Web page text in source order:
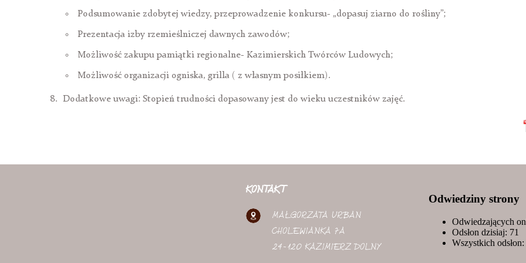
Podsumowanie zdobytej wiedzy, przeprowadzenie konkursu- „dopasuj ziarno do rośliny”;
Prezentacja izby rzemieślniczej dawnych zawodów;
Możliwość zakupu pamiątki regionalne- Kazimierskich Twórców Ludowych;
Możliwość organizacji ogniska, grilla ( z własnym posiłkiem).
Dodatkowe uwagi: Stopień trudności dopasowany jest do wieku uczestników zajęć.
KONTAKT
MAŁGORZATA URBAN
CHOLEWIANKA 7A
24-120 KAZIMIERZ DOLNY
Odwiedziny strony
Odwiedzających
Odsłon dzisiaj: 71
Wszystkich odsłon: